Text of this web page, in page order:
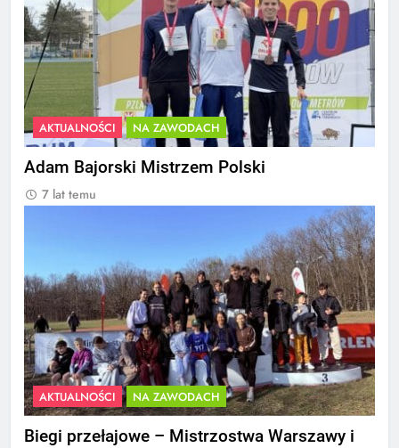
AKTUALNOŚCI NA ZAWODACH
Adam Bajorski Mistrzem Polski
7 lat temu
AKTUALNOŚCI NA ZAWODACH
Biegi przełajowe – Mistrzostwa Warszawy i